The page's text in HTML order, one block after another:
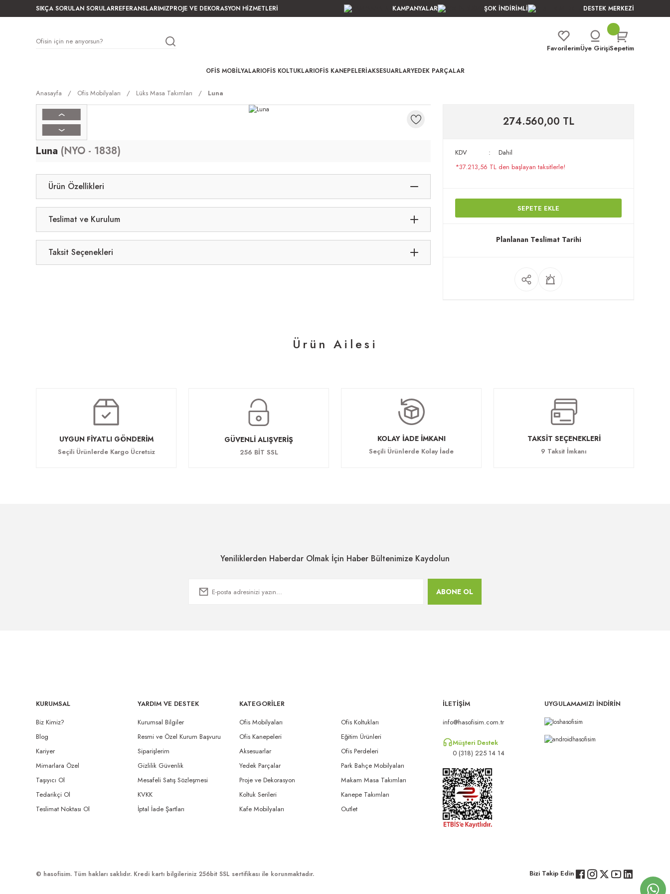
SIKÇA SORULAN SORULARREFERANSLARIMIZPROJE VE DEKORASYON HİZMETLERİ KAMPANYALAR ŞOK İNDİRİMLİ DESTEK MERKEZİ
FavorilerimÜye GirişiSepetim
OFIS MOBILYALARIOFIS KOLTUKLARIOFIS KANEPELERIAKSESUARLARYEDEK PARÇALAR
Anasayfa Ofis Mobilyaları Lüks Masa Takımları Luna
Luna (NYO - 1838)
Ürün Özellikleri
Teslimat ve Kurulum
Taksit Seçenekleri
274.560,00 TL
KDV
Dahil
*37.213,56 TL den başlayan taksitlerle!
SEPETE EKLE
Planlanan Teslimat Tarihi
Ürün Ailesi
UYGUN FİYATLI GÖNDERİM
Seçili Ürünlerde Kargo Ücretsiz
GÜVENLİ ALIŞVERİŞ
256 BİT SSL
KOLAY İADE İMKANI
Seçili Ürünlerde Kolay İade
TAKSİT SEÇENEKLERİ
9 Taksit İmkanı
Yeniliklerden Haberdar Olmak İçin Haber Bültenimize Kaydolun
ABONE OL
KURUMSAL
Biz Kimiz?
Blog
Kariyer
Mimarlara Özel
Taşıyıcı Ol
Tedarikçi Ol
Teslimat Noktası Ol
YARDIM VE DESTEK
Kurumsal Bilgiler
Resmi ve Özel Kurum Başvuru
Siparişlerim
Gizlilik Güvenlik
Mesafeli Satış Sözleşmesi
KVKK
İptal İade Şartları
KATEGORİLER
Ofis Mobilyaları
Ofis Koltukları
Ofis Kanepeleri
Eğitim Ürünleri
Aksesuarlar
Ofis Perdeleri
Yedek Parçalar
Park Bahçe Mobilyaları
Proje ve Dekorasyon
Makam Masa Takımları
Koltuk Serileri
Kanepe Takımları
Kafe Mobilyaları
Outlet
İLETİŞİM
info@hasofisim.com.tr
Müşteri Destek
0 (318) 225 14 14
UYGULAMAMIZI İNDİRİN
© hasofisim. Tüm hakları saklıdır. Kredi kartı bilgileriniz 256bit SSL sertifikası ile korunmaktadır. Bizi Takip Edin